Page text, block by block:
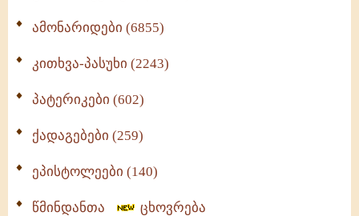
ამონარიდები (6855)
კითხვა-პასუხი (2243)
პატერიკები (602)
ქადაგებები (259)
ეპისტოლეები (140)
წმინდანთა ცხოვრება